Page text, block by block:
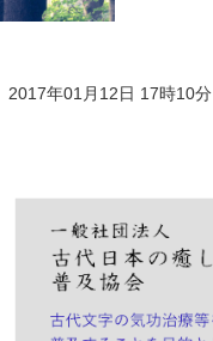
2017年01月12日 17時10分